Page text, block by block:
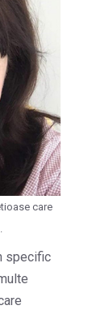
care
specific